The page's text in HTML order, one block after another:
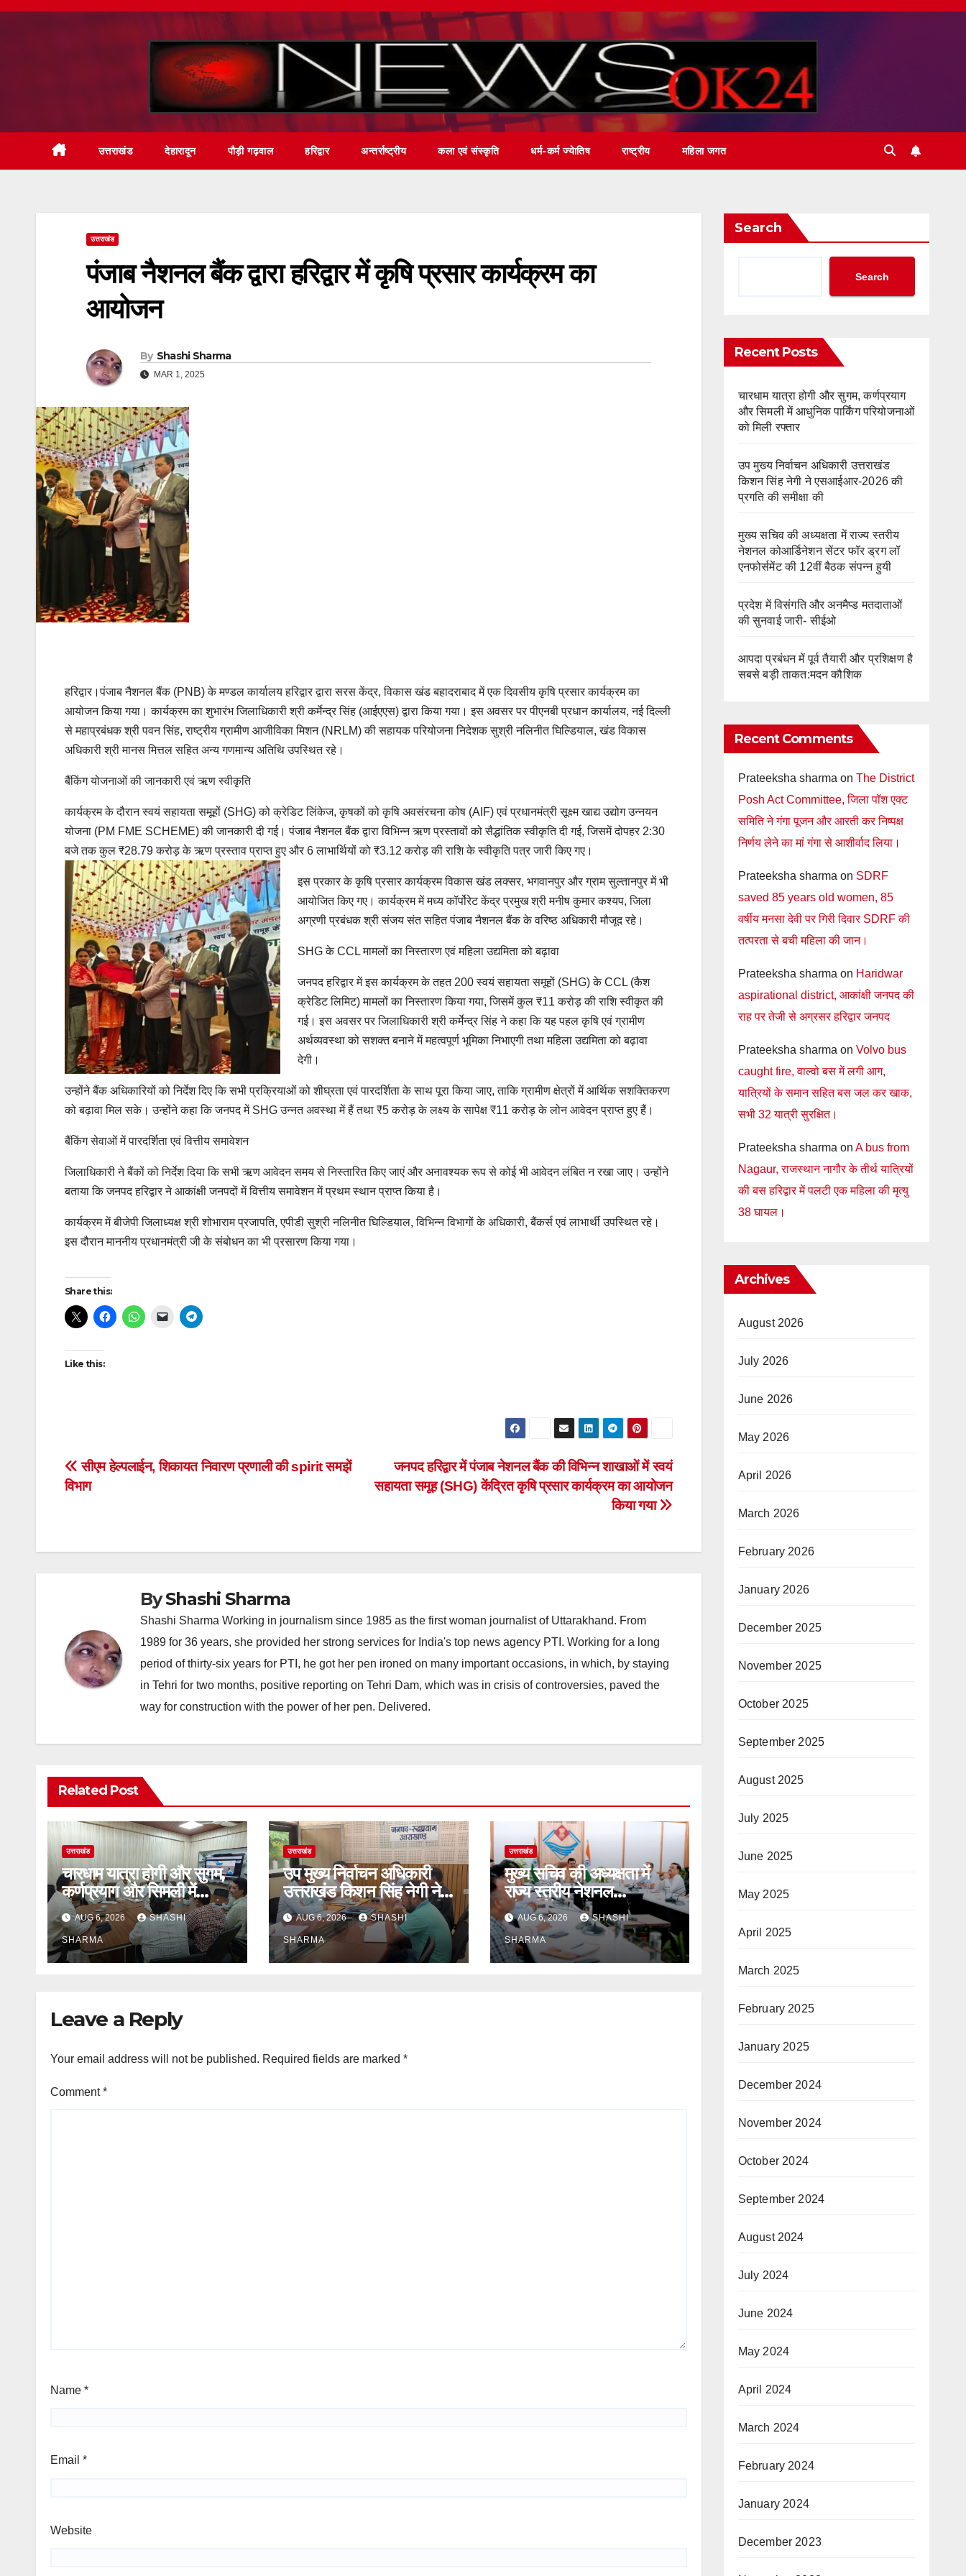
Skip
उत्तराखंड देहारादून पौड़ी गढ़वाल हरिद्वार अन्तर्राष्ट्रीय कला एवं संस्कृति धर्म-कर्म ज्येातिष राष्ट्रीय महिला जगत
उत्तराखंड
पंजाब नैशनल बैंक द्वारा हरिद्वार में कृषि प्रसार कार्यक्रम का
आयोजन
By Shashi Sharma
MAR 1, 2025
हरिद्वार।पंजाब नैशनल बैंक (PNB) के मण्डल कार्यालय हरिद्वार द्वारा सरस केंद्र, विकास खंड बहादराबाद में एक दिवसीय कृषि प्रसार कार्यक्रम का
आयोजन किया गया। कार्यक्रम का शुभारंभ जिलाधिकारी श्री कर्मेन्द्र सिंह (आईएएस) द्वारा किया गया। इस अवसर पर पीएनबी प्रधान कार्यालय, नई दिल्ली
से महाप्रबंधक श्री पवन सिंह, राष्ट्रीय ग्रामीण आजीविका मिशन (NRLM) की सहायक परियोजना निदेशक सुश्री नलिनीत घिल्डियाल, खंड विकास
अधिकारी श्री मानस मित्तल सहित अन्य गणमान्य अतिथि उपस्थित रहे।
बैंकिंग योजनाओं की जानकारी एवं ऋण स्वीकृति
कार्यक्रम के दौरान स्वयं सहायता समूहों (SHG) को क्रेडिट लिंकेज, कृषकों को कृषि अवसंरचना कोष (AIF) एवं प्रधानमंत्री सूक्ष्म खाद्य उद्योग उन्नयन
योजना (PM FME SCHEME) की जानकारी दी गई। पंजाब नैशनल बैंक द्वारा विभिन्न ऋण प्रस्तावों को सैद्धांतिक स्वीकृति दी गई, जिसमें दोपहर 2:30
बजे तक कुल ₹28.79 करोड़ के ऋण प्रस्ताव प्राप्त हुए और 6 लाभार्थियों को ₹3.12 करोड़ की राशि के स्वीकृति पत्र जारी किए गए।
इस प्रकार के कृषि प्रसार कार्यक्रम विकास खंड लक्सर, भगवानपुर और ग्राम सुल्तानपुर में भी
आयोजित किए गए। कार्यक्रम में मध्य कॉर्पोरेट केंद्र प्रमुख श्री मनीष कुमार कश्यप, जिला
अग्रणी प्रबंधक श्री संजय संत सहित पंजाब नैशनल बैंक के वरिष्ठ अधिकारी मौजूद रहे।
SHG के CCL मामलों का निस्तारण एवं महिला उद्यमिता को बढ़ावा
जनपद हरिद्वार में इस कार्यक्रम के तहत 200 स्वयं सहायता समूहों (SHG) के CCL (कैश
क्रेडिट लिमिट) मामलों का निस्तारण किया गया, जिसमें कुल ₹11 करोड़ की राशि स्वीकृत की
गई। इस अवसर पर जिलाधिकारी श्री कर्मेन्द्र सिंह ने कहा कि यह पहल कृषि एवं ग्रामीण
अर्थव्यवस्था को सशक्त बनाने में महत्वपूर्ण भूमिका निभाएगी तथा महिला उद्यमिता को बढ़ावा
देगी।
उन्होंने बैंक अधिकारियों को निर्देश दिए कि सभी प्रक्रियाओं को शीघ्रता एवं पारदर्शिता के साथ पूरा किया जाए, ताकि ग्रामीण क्षेत्रों में आर्थिक सशक्तिकरण
को बढ़ावा मिल सके। उन्होंने कहा कि जनपद में SHG उन्नत अवस्था में हैं तथा ₹5 करोड़ के लक्ष्य के सापेक्ष ₹11 करोड़ के लोन आवेदन प्राप्त हुए हैं।
बैंकिंग सेवाओं में पारदर्शिता एवं वित्तीय समावेशन
जिलाधिकारी ने बैंकों को निर्देश दिया कि सभी ऋण आवेदन समय से निस्तारित किए जाएं और अनावश्यक रूप से कोई भी आवेदन लंबित न रखा जाए। उन्होंने
बताया कि जनपद हरिद्वार ने आकांक्षी जनपदों में वित्तीय समावेशन में प्रथम स्थान प्राप्त किया है।
कार्यक्रम में बीजेपी जिलाध्यक्ष श्री शोभाराम प्रजापति, एपीडी सुश्री नलिनीत घिल्डियाल, विभिन्न विभागों के अधिकारी, बैंकर्स एवं लाभार्थी उपस्थित रहे।
इस दौरान माननीय प्रधानमंत्री जी के संबोधन का भी प्रसारण किया गया।
Continue
Reading
Share this:
Like this:
Post
जनपद हरिद्वार में पंजाब नेशनल बैंक की विभिन्न शाखाओं में स्वयं
सहायता समूह (SHG) केंद्रित कृषि प्रसार कार्यक्रम का आयोजन
किया गया
सीएम हेल्पलाईन, शिकायत निवारण प्रणाली की spirit समझें
विभाग
ByShashi Sharma
Shashi Sharma Working in journalism since 1985 as the first woman journalist of Uttarakhand. From
1989 for 36 years, she provided her strong services for India's top news agency PTI. Working for a long
period of thirty-six years for PTI, he got her pen ironed on many important occasions, in which, by staying
in Tehri for two months, positive reporting on Tehri Dam, which was in crisis of controversies, paved the
way for construction with the power of her pen. Delivered.
Related Post
उत्तराखंड
चारधाम यात्रा होगी और सुगम,
कर्णप्रयाग और सिमली में
आधुनिक पार्किंग परियोजनाओं
को मिली रफ्तार
AUG 6, 2026 SHASHI
SHARMA
उत्तराखंड
उप मुख्य निर्वाचन अधिकारी
उत्तराखंड किशन सिंह नेगी ने
एसआईआर-2026 की प्रगति
की समीक्षा की
AUG 6, 2026 SHASHI
SHARMA
उत्तराखंड
मुख्य सचिव की अध्यक्षता में
राज्य स्तरीय नेशनल
कोआर्डिनेशन सेंटर फॉर ड्रग
लॉ एनफोर्समेंट की 12वीं बैठक
संपन्न हुयी
AUG 6, 2026 SHASHI
SHARMA
Leave a Reply
Your email address will not be published. Required fields are marked *
Comment*
Name *
Email *
Website
Search
Search
Recent Posts
चारधाम यात्रा होगी और सुगम, कर्णप्रयाग
और सिमली में आधुनिक पार्किंग परियोजनाओं
को मिली रफ्तार
उप मुख्य निर्वाचन अधिकारी उत्तराखंड
किशन सिंह नेगी ने एसआईआर-2026 की
प्रगति की समीक्षा की
मुख्य सचिव की अध्यक्षता में राज्य स्तरीय
नेशनल कोआर्डिनेशन सेंटर फॉर ड्रग लॉ
एनफोर्समेंट की 12वीं बैठक संपन्न हुयी
प्रदेश में विसंगति और अनमैप्ड मतदाताओं
की सुनवाई जारी- सीईओ
आपदा प्रबंधन में पूर्व तैयारी और प्रशिक्षण है
सबसे बड़ी ताकत:मदन कौशिक
Recent Comments
Prateeksha sharma on The District
Posh Act Committee, जिला पॉश एक्ट
समिति ने गंगा पूजन और आरती कर निष्पक्ष
निर्णय लेने का मां गंगा से आशीर्वाद लिया।
Prateeksha sharma on SDRF
saved 85 years old women, 85
वर्षीय मनसा देवी पर गिरी दिवार SDRF की
तत्परता से बची महिला की जान।
Prateeksha sharma on Haridwar
aspirational district, आकांक्षी जनपद की
राह पर तेजी से अग्रसर हरिद्वार जनपद
Prateeksha sharma on Volvo bus
caught fire, वाल्वो बस में लगी आग,
यात्रियों के समान सहित बस जल कर खाक,
सभी 32 यात्री सुरक्षित।
Prateeksha sharma on A bus from
Nagaur, राजस्थान नागौर के तीर्थ यात्रियों
की बस हरिद्वार में पलटी एक महिला की मृत्यु
38 घायल।
Archives
August 2026
July 2026
June 2026
May 2026
April 2026
March 2026
February 2026
January 2026
December 2025
November 2025
October 2025
September 2025
August 2025
July 2025
June 2025
May 2025
April 2025
March 2025
February 2025
January 2025
December 2024
November 2024
October 2024
September 2024
August 2024
July 2024
June 2024
May 2024
April 2024
March 2024
February 2024
January 2024
December 2023